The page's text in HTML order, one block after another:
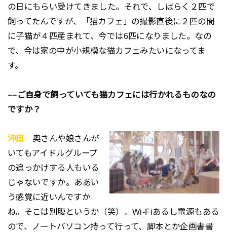
の日にもらい受けてきました。それで、しばらく２匹で
飼ってたんですが、「猫カフェ」の撮影直後に２匹の間
に子猫が４匹産まれて、今では6匹になりました。なの
で、今は家の中が小規模な猫カフェみたいになってま
す。
−−ご自身で飼っていても猫カフェには行かれるものなの
ですか？
沖田
奥さんや娘さんが
いてもアイドルグループ
の追っかけする人もいる
じゃないですか。ああい
う感覚に近いんですか
ね。そこは別腹というか（笑）。Wi-Fiあるし電源もある
ので、ノートパソコン持って行って、脚本とか企画書書